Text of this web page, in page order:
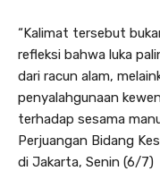
“Kalimat tersebut
refleksi bahwa luka
dari racun alam,
penyalahgunaan
terhadap sesama
Perjuangan Bidang
di Jakarta, Senin (6/7)